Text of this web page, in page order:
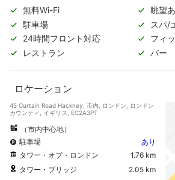
無料Wi-Fi
眺望
駐車場
スパ/
24時間フロント対応
フィ
レストラン
バー
ロケーション
45 Curtain Road Hackney, 市内, ロンドン, ロンドン
カウンティ, イギリス, EC2A3PT
（市内中心地）
駐車場
あり
タワー・オブ・ロンドン
1.76 km
タワー・ブリッジ
2.05 km